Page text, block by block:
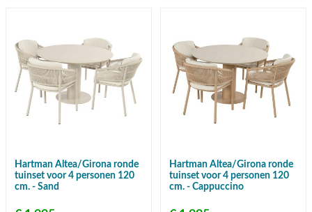
Hartman Altea/Girona ronde
tuinset voor 4 personen 120
cm. - Sand
Hartman Altea/Girona ronde
tuinset voor 4 personen 120
cm. - Cappuccino